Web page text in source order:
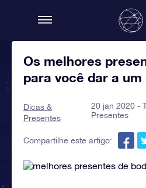
Os melhores
para você dar a um
Dicas &
Presentes
20 jan 2020 -
Presentes
Compartilhe este artigo: